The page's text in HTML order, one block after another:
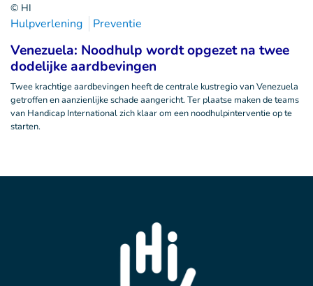
© HI
Hulpverlening Preventie
Venezuela: Noodhulp wordt opgezet na twee
dodelijke aardbevingen
Twee krachtige aardbevingen heeft de centrale kustregio van Venezuela
getroffen en aanzienlijke schade aangericht. Ter plaatse maken de teams
van Handicap International zich klaar om een noodhulpinterventie op te
starten.